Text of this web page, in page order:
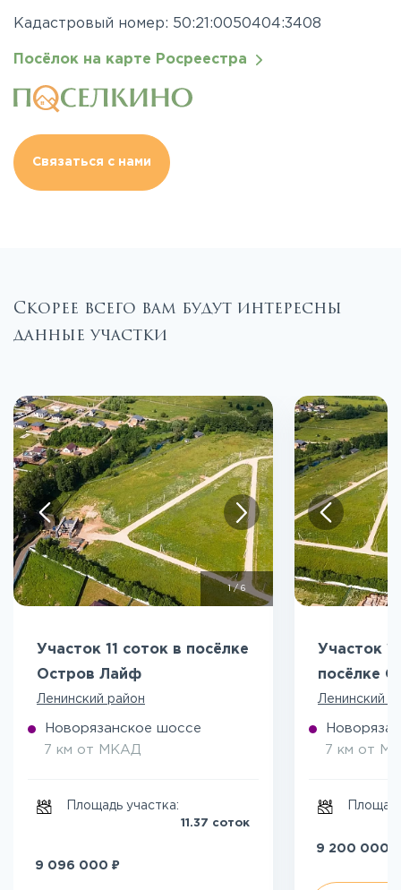
Кадастровый номер: 50:21:0050404:3408
Посёлок на карте Росреестра
Связаться с нами
Скорее всего вам будут интересны
данные участки
1/6
Участок 11 соток в посёлке
Остров Лайф
Ленинский район
Новорязанское шоссе
7 км от МКАД
Площадь участка:
11.37 соток
9 096 000 ₽
Участок
посёлке
Ленинский
7 км от
9 200 000